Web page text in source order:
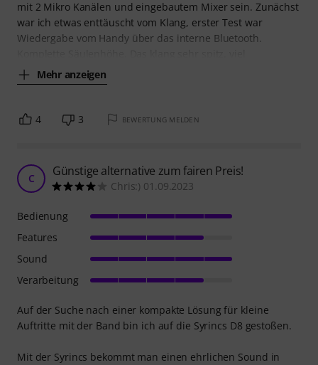
mit 2 Mikro Kanälen und eingebautem Mixer sein. Zunächst
war ich etwas enttäuscht vom Klang, erster Test war
Wiedergabe vom Handy über das interne Bluetooth.
Mehr anzeigen
4 3 BEWERTUNG MELDEN
C Günstige alternative zum fairen Preis!
Chris:) 01.09.2023
Auf der Suche nach einer kompakte Lösung für kleine
Auftritte mit der Band bin ich auf die Syrincs D8 gestoßen.
Mit der Syrincs bekommt man einen ehrlichen Sound in
Bedienung
Features
Sound
Verarbeitung